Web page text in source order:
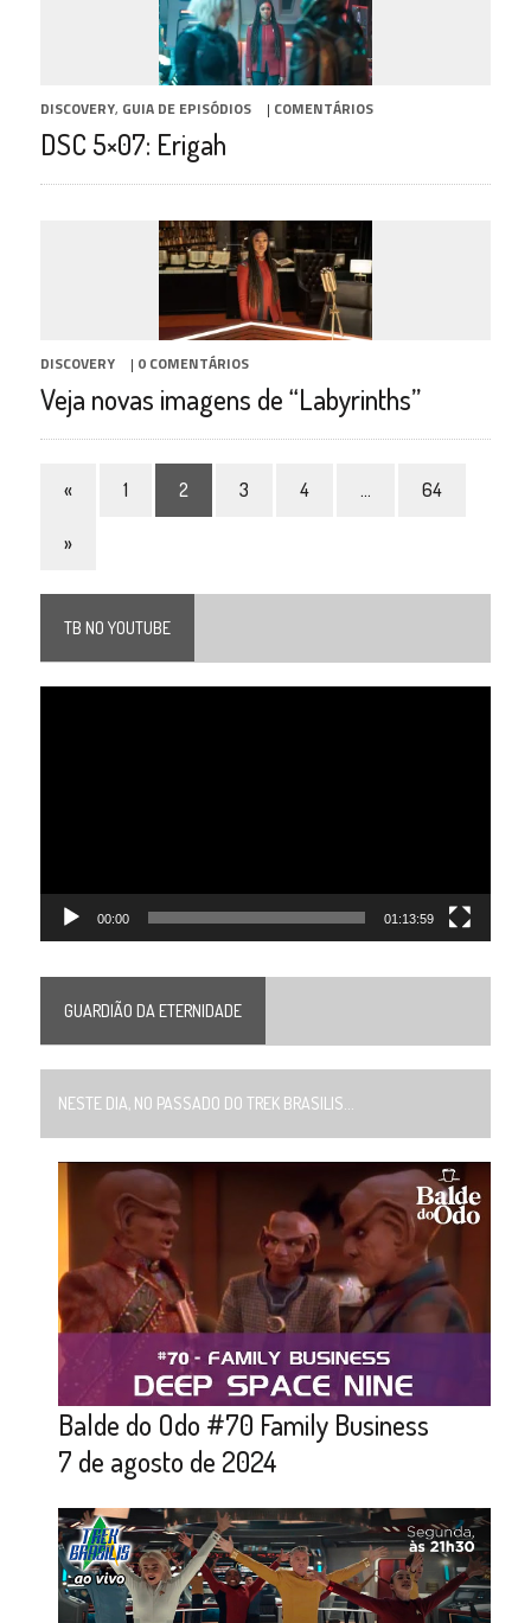
DISCOVERY, GUIA DE EPISÓDIOS | COMENTÁRIOS
DSC 5×07: Erigah
DISCOVERY | 0 COMENTÁRIOS
Veja novas imagens de “Labyrinths”
« 1 2 3 4 … 64
»
TB NO YOUTUBE
00:00 01:13:59
GUARDIÃO DA ETERNIDADE
NESTE DIA, NO PASSADO DO TREK BRASILIS...
Balde do Odo #70 Family Business
7 de agosto de 2024